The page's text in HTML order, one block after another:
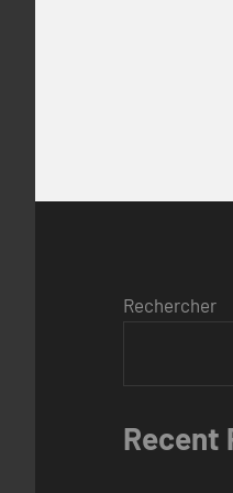
Rechercher
Recent